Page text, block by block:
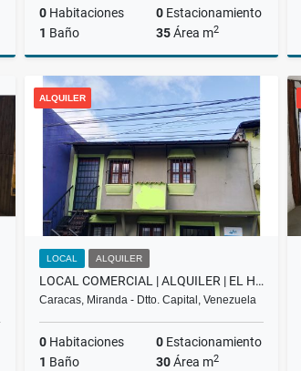
0 Habitaciones 0 Estacionamiento
1 Baño 35Área m2
Venta
US$130,000
Alquiler
US$500
ALQUILER
LOCAL ALQUILER
LOCAL COMERCIAL | ALQUILER | EL HATILLO |
Caracas, Miranda - Dtto. Capital, Venezuela
0 Habitaciones 0 Estacionamiento
1 Baño 30Área m2